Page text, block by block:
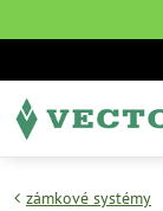
zámkové systémy